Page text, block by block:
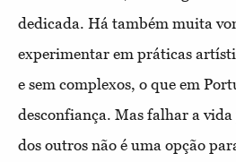
dedicada. Há também muita
experimentar em práticas
e sem complexos, o que em
desconfiança. Mas falhar a
dos outros não é uma opção